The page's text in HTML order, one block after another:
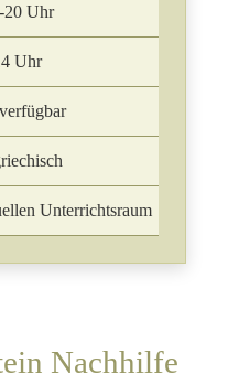
20 Uhr
Uhr
Unterrichtsraum
Nachhilfe